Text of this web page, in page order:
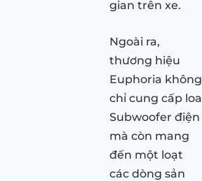
gian trên xe.
Ngoài ra,
thương hiệu
Euphoria không
chỉ cung cấp loa
Subwoofer điện
mà còn mang
đến một loạt
các dòng sản